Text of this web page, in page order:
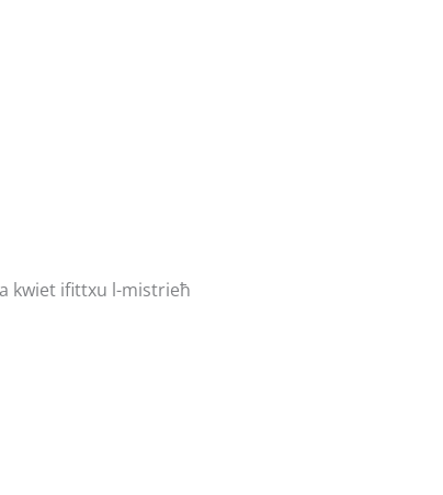
kwiet ifittxu l-mistrieħ